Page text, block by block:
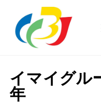
イマイグル
年